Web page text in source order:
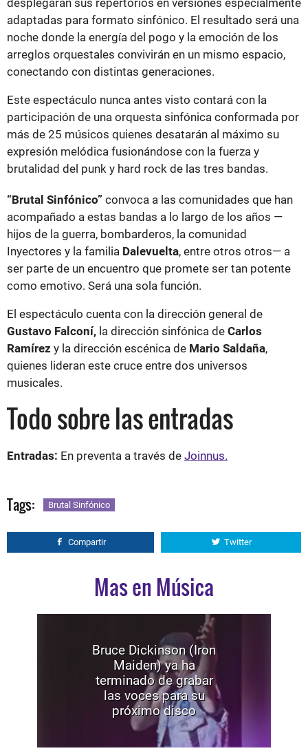
adaptadas para formato sinfónico. El resultado será una
noche donde la energía del pogo y la emoción de los
arreglos orquestales convivirán en un mismo espacio,
conectando con distintas generaciones.
Este espectáculo nunca antes visto contará con la
participación de una orquesta sinfónica conformada por
más de 25 músicos quienes desatarán al máximo su
expresión melódica fusionándose con la fuerza y
brutalidad del punk y hard rock de las tres bandas.
“Brutal Sinfónico” convoca a las comunidades que han
acompañado a estas bandas a lo largo de los años —
hijos de la guerra, bombarderos, la comunidad
Inyectores y la familia Dalevuelta, entre otros otros— a
ser parte de un encuentro que promete ser tan potente
como emotivo. Será una sola función.
El espectáculo cuenta con la dirección general de
Gustavo Falconí, la dirección sinfónica de Carlos
Ramírez y la dirección escénica de Mario Saldaña,
quienes lideran este cruce entre dos universos
musicales.
Todo sobre las entradas
Entradas: En preventa a través de Joinnus.
Tags: Brutal Sinfónico
Compartir Twitter
Mas en Música
Bruce Dickinson (Iron
Maiden) ya ha
terminado de grabar
las voces para su
próximo disco